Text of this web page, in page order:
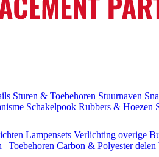
Sturen & Toebehoren Stuurnaven
Schakelpook Rubbers & Hoezen
Lampensets Verlichting overige
| Toebehoren Carbon & Polyester delen